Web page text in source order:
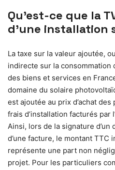
Qu’est-ce que la
d’une installation
La taxe sur la valeur ajoutée,
indirecte sur la consommation
des biens et services en
domaine du solaire
est ajoutée au prix d’achat
frais d’installation facturés par
Ainsi, lors de la signature
d’une facture, le montant TTC
représente une part non
projet. Pour les particuliers